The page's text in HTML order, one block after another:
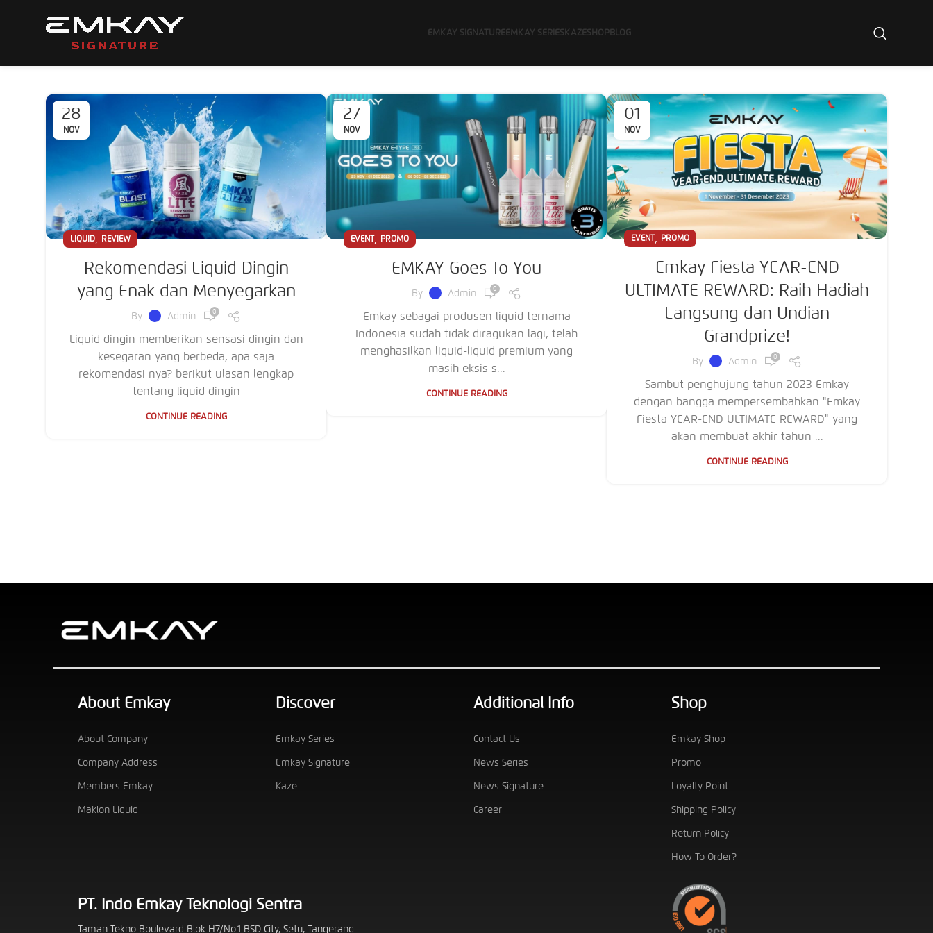
EMKAY SIGNATUREEMKAY SERIES KAZESHOPBLOG
28
NOV
LIQUID, REVIEW
Rekomendasi Liquid Dingin
yang Enak dan Menyegarkan
By Admin 0
Liquid dingin memberikan sensasi dingin dan
kesegaran yang berbeda, apa saja
rekomendasi nya? berikut ulasan lengkap
tentang liquid dingin
CONTINUE READING
27
NOV
EVENT, PROMO
EMKAY Goes To You
By Admin 0
Emkay sebagai produsen liquid ternama
Indonesia sudah tidak diragukan lagi, telah
menghasilkan liquid-liquid premium yang
masih eksis s...
CONTINUE READING
01
NOV
EVENT, PROMO
Emkay Fiesta YEAR-END
ULTIMATE REWARD: Raih Hadiah
Langsung dan Undian
Grandprize!
By Admin 0
Sambut penghujung tahun 2023 Emkay
dengan bangga mempersembahkan "Emkay
Fiesta YEAR-END ULTIMATE REWARD" yang
akan membuat akhir tahun ...
CONTINUE READING
About Emkay
About Company
Company Address
Members Emkay
Maklon Liquid
Discover
Emkay Series
Emkay Signature
Kaze
Additional Info
Contact Us
News Series
News Signature
Career
Shop
Emkay Shop
Promo
Loyalty Point
Shipping Policy
Return Policy
How To Order?
PT. Indo Emkay Teknologi Sentra
Taman Tekno Boulevard Blok H7/No.1 BSD City, Setu, Tangerang